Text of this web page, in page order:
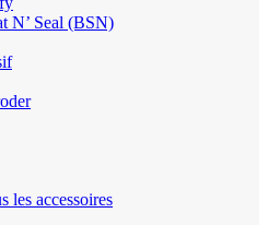
N’ Seal (BSN)
les accessoires